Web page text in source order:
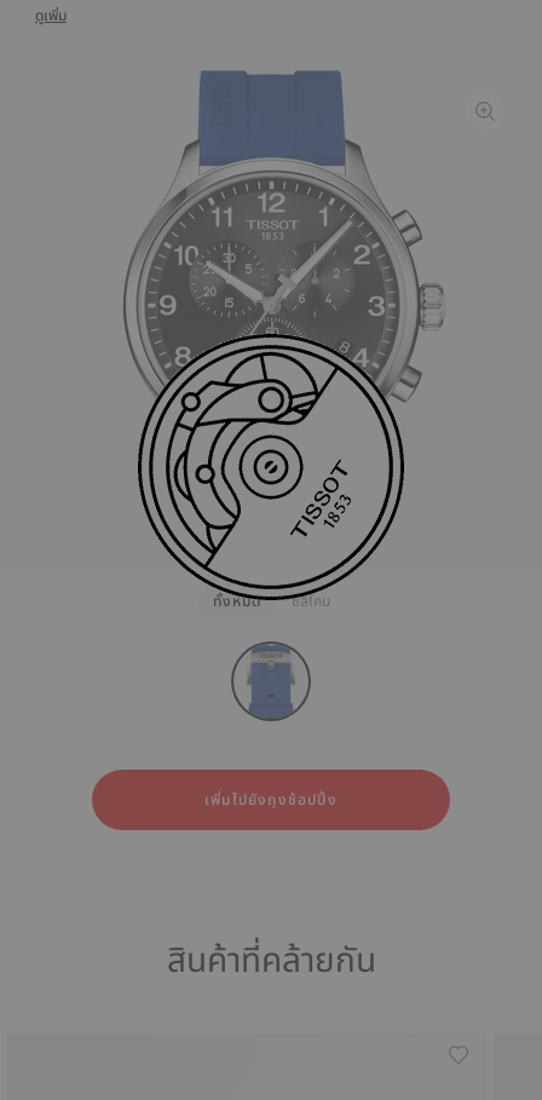
ดูเพิ่ม
ทั้งหมด ซิลิโคน
strapConfigurator
ซิลิโคน
เพิ่มไปยังถุงช้อปปิ้ง
สินค้าที่คล้ายกัน